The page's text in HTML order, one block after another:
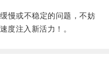
或不稳定的问题，不妨
度注入新活力！。